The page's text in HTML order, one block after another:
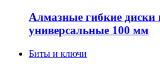
Алмазные гибкие диски
универсальные 100 мм
Биты и ключи